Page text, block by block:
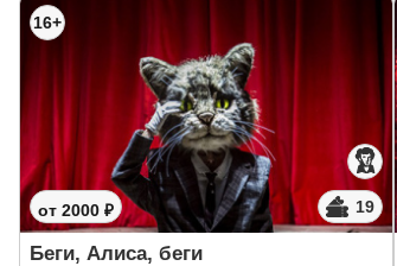
16+
от 2000 ₽ 19
Беги, Алиса, беги